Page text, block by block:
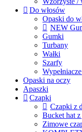
Do włosów
Opaski do
NEW
Gumki
Turbany
Wałki
Szarfy
Opaski na oczy
Apaszki
Czapki
Czapki z
Bucket hat
Zimowe